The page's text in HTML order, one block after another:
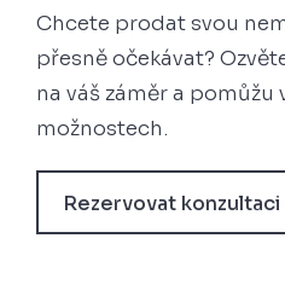
Chcete prodat svou
přesně očekávat?
na váš záměr a pomůžu
možnostech.
Rezervovat konzultaci